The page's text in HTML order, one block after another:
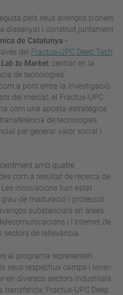
pels seus avenços pioners
dissenyat i construït juntament
de Catalunya -
del Fractus-UPC Deep Tech
to Market , centrat en la
de tecnologies
a pont entre la investigació
del mercat, el Fractus-UPC
com una aposta estratègica
de tecnologies
per generar valor social i
amb quatre
com a resultat de recerca de
innovacions han estat
de maduració i protecció
substancials en àrees
i l'Internet de
sectors de rellevància.
al programa representen
seus respectius camps i tenen
en diversos sectors industrials.
Fractus-UPC Deep